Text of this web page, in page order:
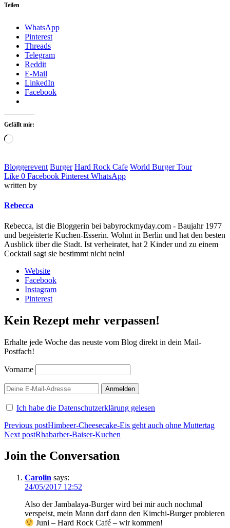
Teilen
WhatsApp
Pinterest
Threads
Telegram
Reddit
E-Mail
LinkedIn
Facebook
Gefällt mir:
Loading…
Bloggerevent Burger Hard Rock Cafe World Burger Tour
Like 0 Facebook Pinterest WhatsApp
written by
Rebecca
Rebecca, ist die Bloggerin bei babyrockmyday.com - Baujahr 1977
und begeisterte Kuchen-Esserin. Wohnt in Berlin und hat den besten
Ausblick über die Stadt. Ist verheiratet, hat 2 Kinder und zu einem
Cocktail sagt sie bestimmt nicht nein!
Website
Facebook
Instagram
Pinterest
Kein Rezept mehr verpassen!
Erhalte jede Woche das neuste vom Blog direkt in dein Mail-
Postfach!
Vorname
Ich habe die Datenschutzerklärung gelesen
Beitragsnavigation
Previous postHimbeer-Cheesecake-Eis geht auch ohne Muttertag
Next postRhabarber-Baiser-Kuchen
Join the Conversation
Carolin says:
24/05/2017 12:52
Also der Jambalaya-Burger wird bei mir auch nochmal
verspeist, mein Mann darf dann den Kimchi-Burger probieren
Juni – Hard Rock Café – wir kommen!